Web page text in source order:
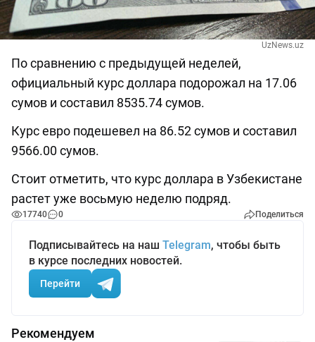
UzNews.uz
По сравнению с предыдущей неделей,
официальный курс доллара подорожал на 17.06
сумов и составил 8535.74 сумов.
Курс евро подешевел на 86.52 сумов и составил
9566.00 сумов.
Стоит отметить, что курс доллара в Узбекистане
растет уже восьмую неделю подряд.
17740 0 Поделиться
Подписывайтесь на наш Telegram, чтобы быть
в курсе последних новостей.
Перейти
Рекомендуем